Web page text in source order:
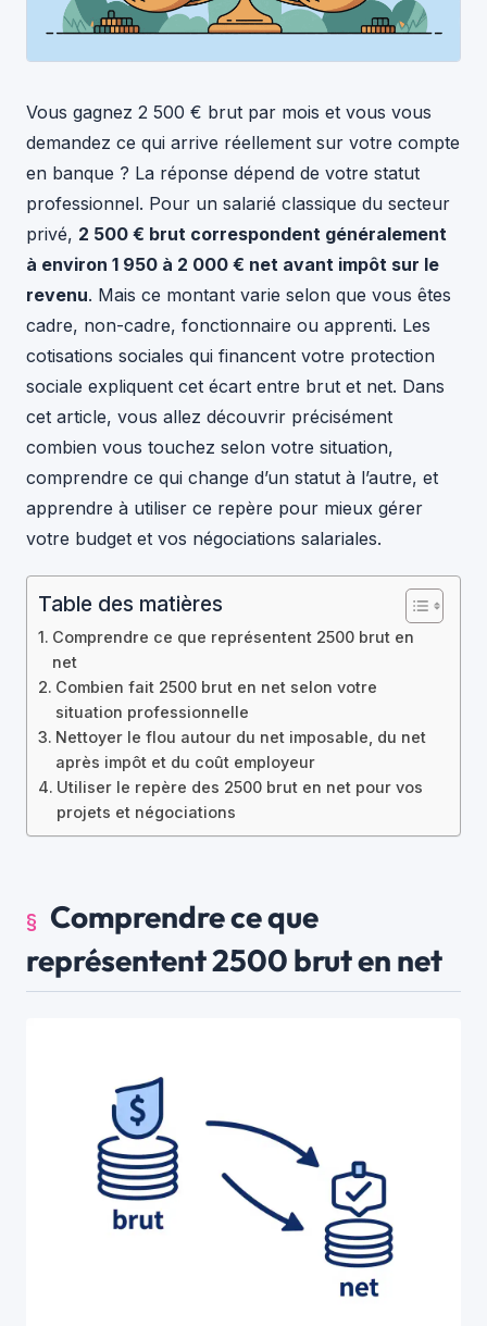
Vous gagnez 2 500 € brut par mois et vous vous
demandez ce qui arrive réellement sur votre compte
en banque ? La réponse dépend de votre statut
professionnel. Pour un salarié classique du secteur
privé, 2 500 € brut correspondent généralement
à environ 1 950 à 2 000 € net avant impôt sur le
revenu. Mais ce montant varie selon que vous êtes
cadre, non-cadre, fonctionnaire ou apprenti. Les
cotisations sociales qui financent votre protection
sociale expliquent cet écart entre brut et net. Dans
cet article, vous allez découvrir précisément
combien vous touchez selon votre situation,
comprendre ce qui change d’un statut à l’autre, et
apprendre à utiliser ce repère pour mieux gérer
votre budget et vos négociations salariales.
Table des matières
Comprendre ce que représentent 2500 brut en
net
Combien fait 2500 brut en net selon votre
situation professionnelle
Nettoyer le flou autour du net imposable, du net
après impôt et du coût employeur
Utiliser le repère des 2500 brut en net pour vos
projets et négociations
Comprendre ce que
représentent 2500 brut en net